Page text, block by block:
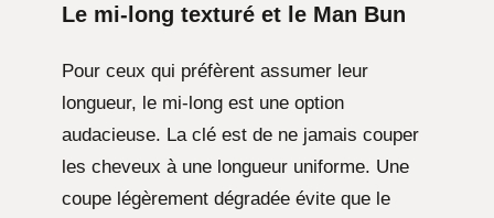
Le mi-long texturé et le Man Bun
Pour ceux qui préfèrent assumer leur
longueur, le mi-long est une option
audacieuse. La clé est de ne jamais couper
les cheveux à une longueur uniforme. Une
coupe légèrement dégradée évite que le